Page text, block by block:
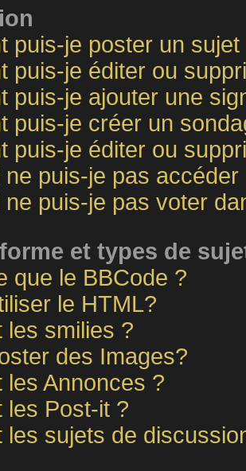
puis-je poster un
puis-je éditer ou
puis-je ajouter une
puis-je créer un
puis-je éditer ou
ne puis-je pas
ne puis-je pas voter
et types de
que le BBCode ?
le HTML?
les smilies ?
des Images?
les Annonces ?
les Post-it ?
les sujets de